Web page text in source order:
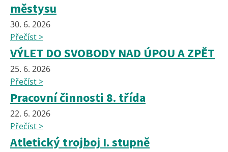
městysu
30. 6. 2026
Přečíst >
VÝLET DO SVOBODY NAD ÚPOU A ZPĚT
25. 6. 2026
Přečíst >
Pracovní činnosti 8. třída
22. 6. 2026
Přečíst >
Atletický trojboj I. stupně